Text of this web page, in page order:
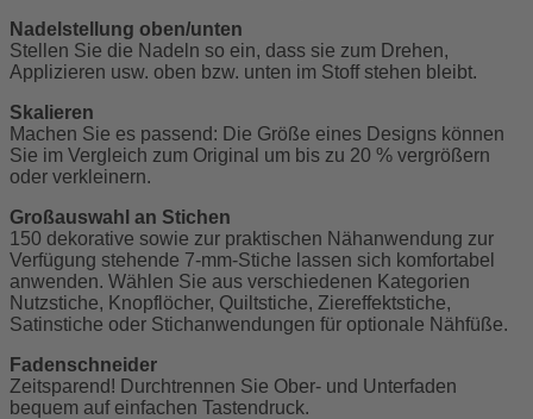
Nadelstellung oben/unten
Stellen Sie die Nadeln so ein, dass sie zum Drehen,
Applizieren usw. oben bzw. unten im Stoff stehen bleibt.
Skalieren
Machen Sie es passend: Die Größe eines Designs können
Sie im Vergleich zum Original um bis zu 20 % vergrößern
oder verkleinern.
Großauswahl an Stichen
150 dekorative sowie zur praktischen Nähanwendung zur
Verfügung stehende 7-mm-Stiche lassen sich komfortabel
anwenden. Wählen Sie aus verschiedenen Kategorien
Nutzstiche, Knopflöcher, Quiltstiche, Ziereffektstiche,
Satinstiche oder Stichanwendungen für optionale Nähfüße.
Fadenschneider
Zeitsparend! Durchtrennen Sie Ober- und Unterfaden
bequem auf einfachen Tastendruck.